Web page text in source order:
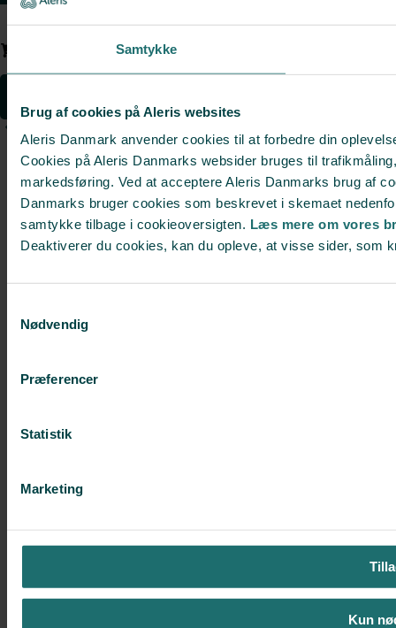
Samtykke
Brug af cookies på Aleris websites
Aleris Danmark anvender cookies til at forbedre din
Cookies på Aleris Danmarks websider bruges til
markedsføring. Ved at acceptere Aleris Danmarks brug af
Danmarks bruger cookies som beskrevet i skemaet
samtykke tilbage i cookieoversigten. Læs mere om vores
Deaktiverer du cookies, kan du opleve, at visse sider,
Nødvendig
Præferencer
Statistik
Marketing
Kun
✕